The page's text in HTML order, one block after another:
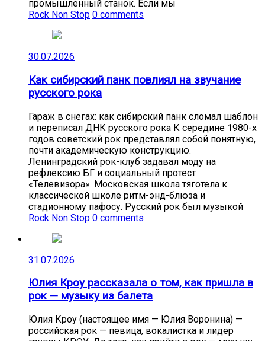
промышленный станок. Если мы
Rock Non Stop 0 comments
30.07.2026
Как сибирский панк повлиял на звучание
русского рока
Гараж в снегах: как сибирский панк сломал шаблон
и переписал ДНК русского рока К середине 1980-х
годов советский рок представлял собой понятную,
почти академическую конструкцию.
Ленинградский рок-клуб задавал моду на
рефлексию БГ и социальный протест
«Телевизора». Московская школа тяготела к
классической школе ритм-энд-блюза и
стадионному пафосу. Русский рок был музыкой
Rock Non Stop 0 comments
31.07.2026
Юлия Кроу рассказала о том, как пришла в
рок — музыку из балета
Юлия Кроу (настоящее имя — Юлия Воронина) —
российская рок — певица, вокалистка и лидер